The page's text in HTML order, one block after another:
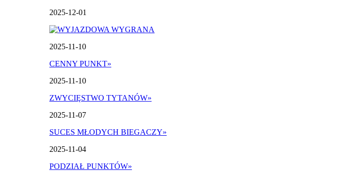
2025-12-01
2025-11-10
CENNY PUNKT»
2025-11-10
ZWYCIĘSTWO TYTANÓW»
2025-11-07
SUCES MŁODYCH BIEGACZY»
2025-11-04
PODZIAŁ PUNKTÓW»